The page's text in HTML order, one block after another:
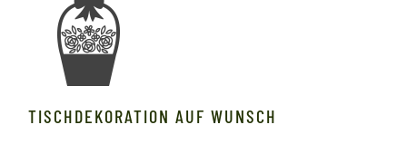
TISCHDEKORATION AUF WUNSCH